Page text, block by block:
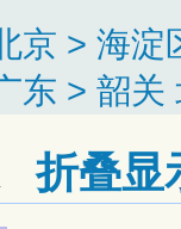
京 > 海淀
东 > 韶关
折叠显